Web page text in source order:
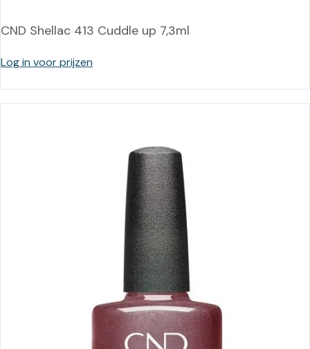
CND Shellac 413 Cuddle up 7,3ml
Log in voor prijzen